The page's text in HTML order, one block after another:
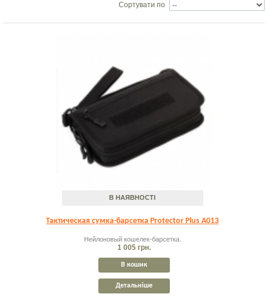
Сортувати по
В НАЯВНОСТІ
Тактическая сумка-барсетка Protector Plus A013
Нейлоновый кошелек-барсетка.
1 005 грн.
В кошик
Детальніше